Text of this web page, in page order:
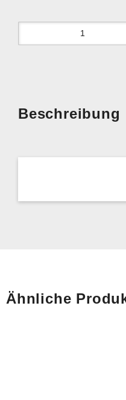
Beschreibung
Ähnliche